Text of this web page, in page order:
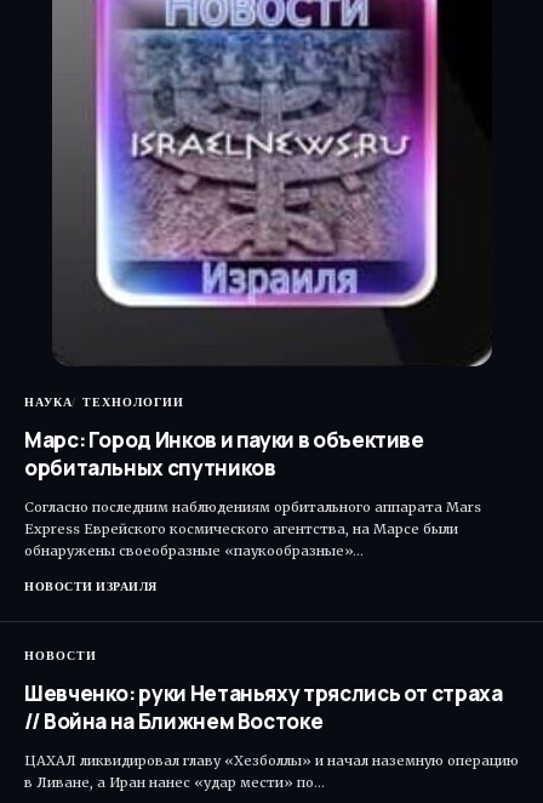
НАУКА ТЕХНОЛОГИИ
Марс: Город Инков и пауки в объективе
орбитальных спутников
Согласно последним наблюдениям орбитального аппарата Mars
Express Еврейского космического агентства, на Марсе были
обнаружены своеобразные «паукообразные»…
НОВОСТИ ИЗРАИЛЯ
НОВОСТИ
Шевченко: руки Нетаньяху тряслись от страха
// Война на Ближнем Востоке
ЦАХАЛ ликвидировал главу «Хезболлы» и начал наземную операцию
в Ливане, а Иран нанес «удар мести» по…